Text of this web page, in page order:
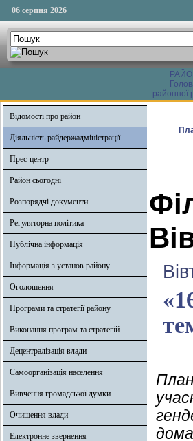
06 серпня 2026
районної
Відомості про район
Діяльність райдержадміністрації
Прес-центр
Район сьогодні
Розпорядчі документи
Регуляторна політика
Публічна інформація
Інформація з установ району
Оголошення
Програми та стратегії району
Виконання програм та стратегій
Децентралізація влади
Самоорганізація населення
Вивчення громадської думки
Очищення влади
Електронне звернення